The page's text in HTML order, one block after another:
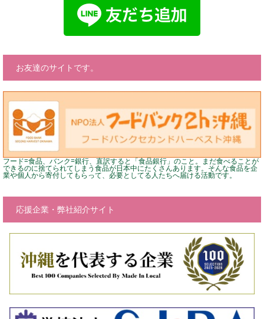
お友達のサイトです。
フード=食品、バンク=銀行、直訳すると「食品銀行」のこと。まだ食べることが
できるのに捨てられてしまう食品が日本中にたくさんあります。そんな食品を企
業や個人から寄付してもらって、必要としてる人たちへ届ける活動です。
応援企業・弊社紹介サイト